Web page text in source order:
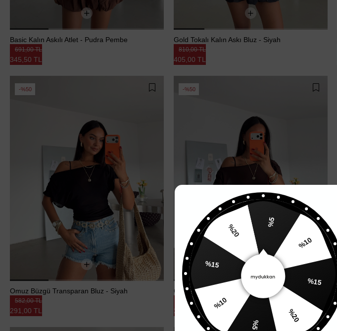
Basic Kalın Askılı Atlet - Pudra Pembe
345,50 TL
691,00 TL
Gold Tokalı Kalın Askı Bluz - Siyah
405,00 TL
810,00 TL
%50
Omuz Büzgü Transparan Bluz - Siyah
291,00 TL
582,00 TL
%50
Omuz Büzgü Transparan Bluz - Kahve
291,00 TL
582,00 TL
%5
%10
%15
%20
%5
%10
%15
%20